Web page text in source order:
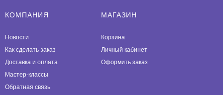
КОМПАНИЯ
Новости
Как сделать заказ
Доставка и оплата
Мастер-классы
Обратная связь
МАГАЗИН
Корзина
Личный кабинет
Оформить заказ